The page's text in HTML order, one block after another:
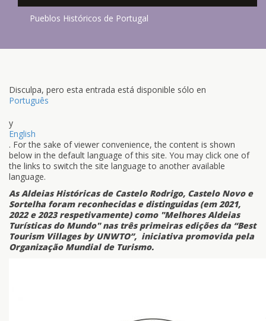
Pueblos Históricos de Portugal
Disculpa, pero esta entrada está disponible sólo en
Português
y
English
. For the sake of viewer convenience, the content is shown
below in the default language of this site. You may click one of
the links to switch the site language to another available
language.
As Aldeias Históricas de Castelo Rodrigo, Castelo Novo e
Sortelha foram reconhecidas e distinguidas (em 2021,
2022 e 2023 respetivamente) como "Melhores Aldeias
Turísticas do Mundo" nas três primeiras edições da “Best
Tourism Villages by UNWTO”, iniciativa promovida pela
Organização Mundial de Turismo.